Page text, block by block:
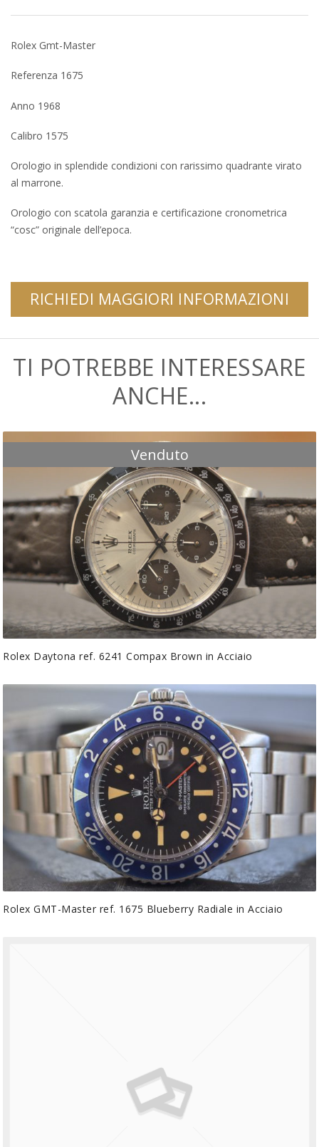
Rolex Gmt-Master
Referenza 1675
Anno 1968
Calibro 1575
Orologio in splendide condizioni con rarissimo quadrante virato
al marrone.
Orologio con scatola garanzia e certificazione cronometrica
“cosc” originale dell’epoca.
RICHIEDI MAGGIORI INFORMAZIONI
TI POTREBBE INTERESSARE
ANCHE...
Venduto
Rolex Daytona ref. 6241 Compax Brown in Acciaio
Rolex GMT-Master ref. 1675 Blueberry Radiale in Acciaio